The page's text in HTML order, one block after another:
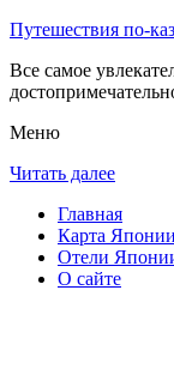
Путешествия по-
Все самое
Меню
Читать далее
Главная
Карта Японии
Отели
О сайте